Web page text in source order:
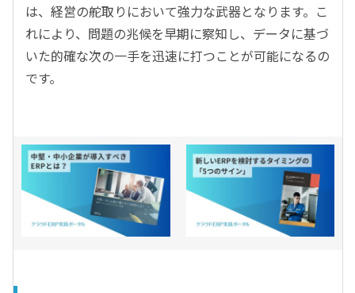
は、経営の舵取りにおいて強力な武器となります。こ
れにより、問題の兆候を早期に察知し、データに基づ
いた的確な次の一手を迅速に打つことが可能になるの
です。